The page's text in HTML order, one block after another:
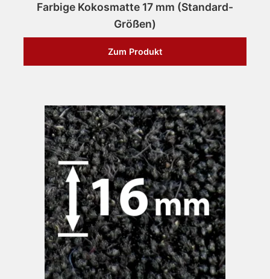
Farbige Kokosmatte 17 mm (Standard-
Größen)
Zum Produkt